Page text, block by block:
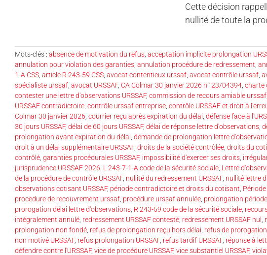
Cette décision
nullité de toute la
Mots-clés : absence de motivation du refus acceptation implicite prolongation
annulation pour violation des garanties annulation procédure de redressement
1-A CSS article R.243-59 CSS avocat contentieux urssaf avocat contrôle urssaf
spécialiste urssaf avocat URSSAF, CA Colmar 30 janvier 2026 n° 23/04394 charte
contester une lettre d'observations URSSAF, commission de recours amiable urssaf
URSSAF contradictoire contrôle urssaf entreprise contrôle URSSAF et droit à
Colmar 30 janvier 2026 courrier reçu après expiration du délai défense face à
30 jours URSSAF, délai de 60 jours URSSAF, délai de réponse lettre d'observations
prolongation avant expiration du délai demande de prolongation lettre
droit à un délai supplémentaire URSSAF, droits de la société contrôlée droits du
contrôlé garanties procédurales URSSAF, impossibilité d'exercer ses droits
jurisprudence URSSAF 2026 L 243-7-1-A code de la sécurité sociale Lettre
de la procédure de contrôle URSSAF, nullité du redressement URSSAF, nullité lettre
observations cotisant URSSAF, période contradictoire et droits du cotisant
procedure de recouvrement urssaf procédure urssaf annulée prolongation
prorogation délai lettre d'observations R 243-59 code de la sécurité sociale
intégralement annulé redressement URSSAF contesté redressement URSSAF nul
prolongation non fondé refus de prolongation reçu hors délai refus de
non motivé URSSAF, refus prolongation URSSAF, refus tardif URSSAF, réponse à
défendre contre l'URSSAF, vice de procédure URSSAF, vice substantiel URSSAF,